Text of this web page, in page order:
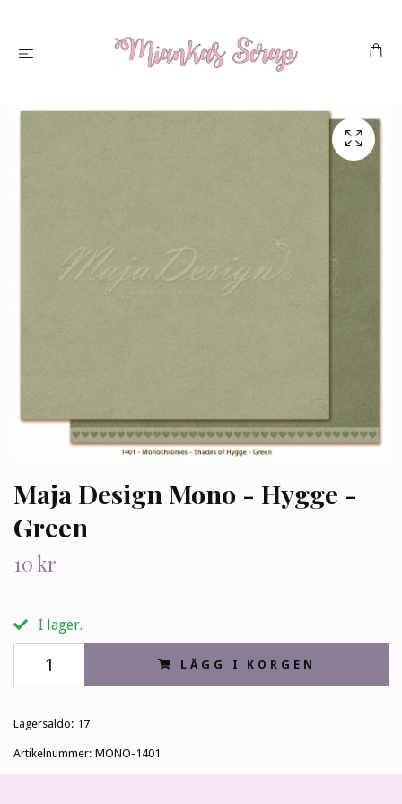
Maja Design Mono - Hygge -
Green
10 kr
I lager.
LÄGG I KORGEN
Lagersaldo: 17
Artikelnummer: MONO-1401